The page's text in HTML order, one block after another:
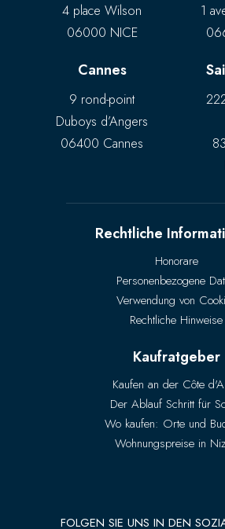
4 place Wilson
06000 NICE
1
Cannes
9 rond-point
Duboys d’Angers
06400 Cannes
Rechtliche
Honorare
Personenbezogene
Verwendung von
Rechtliche Hinweise
Kaufratgeber
Kaufen an der Côte
Der Ablauf Schritt für
Wo kaufen: Orte und
Wohnungspreise in
FOLGEN SIE UNS IN DEN